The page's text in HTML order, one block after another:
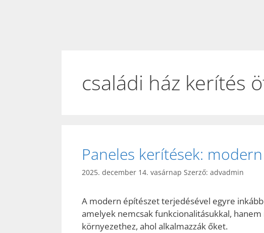
családi ház kerítés
Paneles kerítések:
2025. december 14. vasárnap Szerző: advadmin
A modern építészet terjedésével egyre
amelyek nemcsak funkcionalitásukkal,
környezethez, ahol alkalmazzák őket.